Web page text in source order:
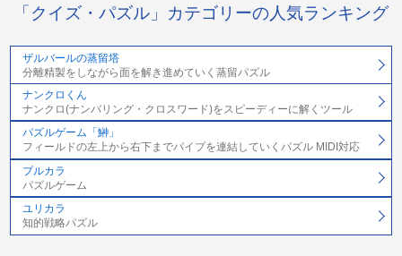
「クイズ・パズル」カテゴリーの人気ランキング
ザルバールの蒸留塔
分離精製をしながら面を解き進めていく蒸留パズル
ナンクロくん
ナンクロ(ナンバリング・クロスワード)をスピーディーに解くツール
パズルゲーム「鰰」
フィールドの左上から右下までパイプを連結していくパズル MIDI対応
プルカラ
パズルゲーム
ユリカラ
知的戦略パズル